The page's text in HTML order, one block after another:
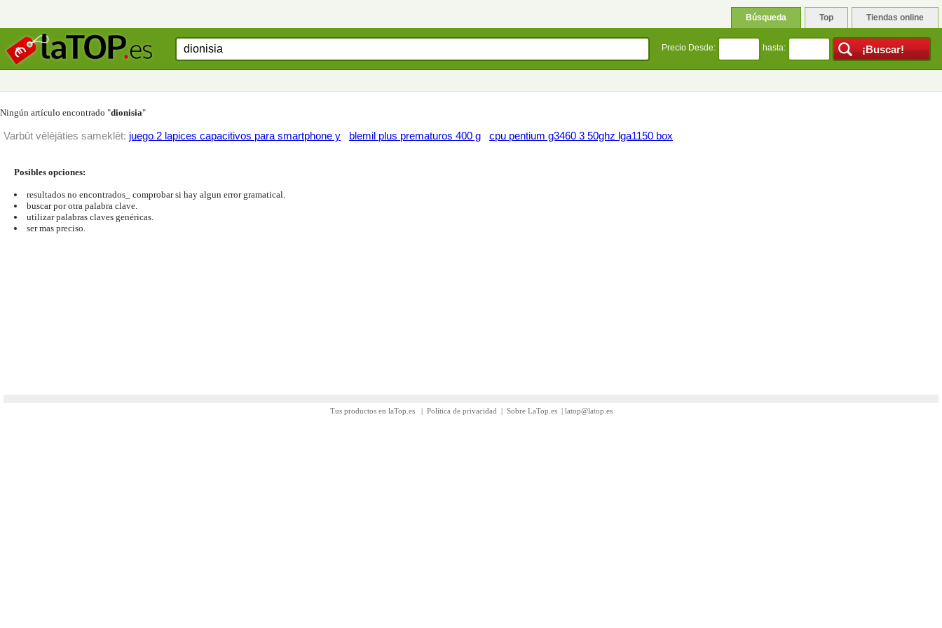
Búsqueda Top Tiendas online
Precio Desde: hasta:
Ningún artículo encontrado "dionisia"
Varbūt vēlējāties sameklēt: juego 2 lapices capacitivos para smartphone y blemil plus prematuros 400 g cpu pentium g3460 3 50ghz lga1150 box
Posibles opciones:
resultados no encontrados_ comprobar si hay algun error gramatical.
buscar por otra palabra clave.
utilizar palabras claves genéricas.
ser mas preciso.
Tus productos en laTop.es | Política de privacidad | Sobre LaTop.es| latop@latop.es